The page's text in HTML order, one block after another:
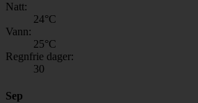
Natt:
24°C
Vann:
25°C
Regnfrie dager:
30
Sep